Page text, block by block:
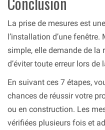
La prise de mesures est
l’installation d’une
simple, elle demande de la
d’éviter toute erreur lors de
En suivant ces 7 étapes,
chances de réussir votre
ou en construction. Les
vérifiées plusieurs fois et